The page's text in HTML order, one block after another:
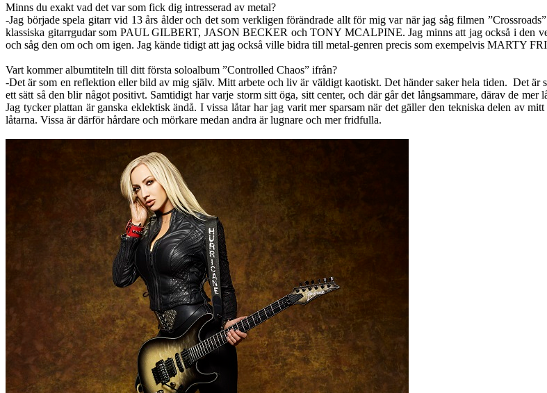
Minns du exakt vad det var som fick dig intresserad av metal?
-Jag började spela gitarr vid 13 års ålder och det som verkligen förändrade allt för mig var när jag såg filmen
klassiska gitarrgudar som PAUL GILBERT, JASON BECKER och TONY MCALPINE. Jag minns att jag också i den
och såg den om och om igen. Jag kände tidigt att jag också ville bidra till metal-genren precis som exempelvis MARTY
Vart kommer albumtiteln till ditt första soloalbum ”Controlled Chaos” ifrån?
-Det är som en reflektion eller bild av mig själv. Mitt arbete och liv är väldigt kaotiskt. Det händer saker hela tiden. Det är
ett sätt så den blir något positivt. Samtidigt har varje storm sitt öga, sitt center, och där går det långsammare, därav de
Jag tycker plattan är ganska eklektisk ändå. I vissa låtar har jag varit mer sparsam när det gäller den tekniska delen av
låtarna. Vissa är därför hårdare och mörkare medan andra är lugnare och mer fridfulla.